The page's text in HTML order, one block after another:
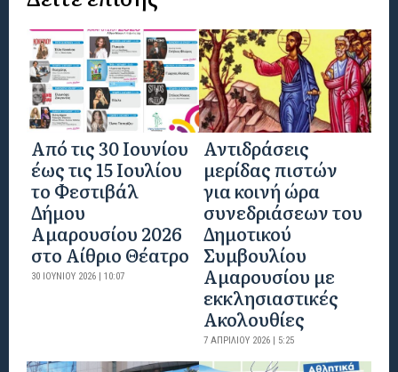
Από τις 30 Ιουνίου
έως τις 15 Ιουλίου
το Φεστιβάλ
Δήμου
Αμαρουσίου 2026
στο Αίθριο Θέατρο
30 ΙΟΥΝΊΟΥ 2026 | 10:07
Αντιδράσεις
μερίδας πιστών
για κοινή ώρα
συνεδριάσεων του
Δημοτικού
Συμβουλίου
Αμαρουσίου με
εκκλησιαστικές
Ακολουθίες
7 ΑΠΡΙΛΊΟΥ 2026 | 5:25